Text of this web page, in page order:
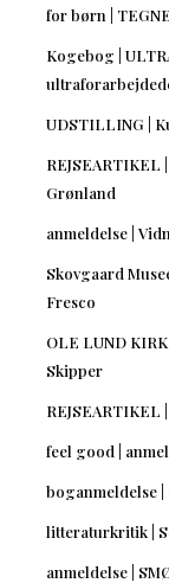
for børn |
Kogebog |
UDSTILLING |
Grønland
anmeldelse |
Skovgaard
Fresco
OLE LUND
Skipper
feel good |
boganmeldelse
litteraturkritik |
anmeldelse |